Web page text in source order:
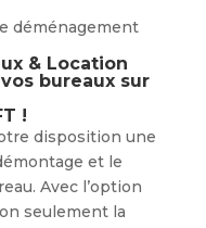
déménagement
& Location
bureaux sur
!
disposition une
et le
Avec l’option
seulement la